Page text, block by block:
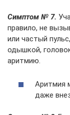
Симптом № 7.
правило, не
или частый
одышкой,
аритмию.
Аритмия
даже